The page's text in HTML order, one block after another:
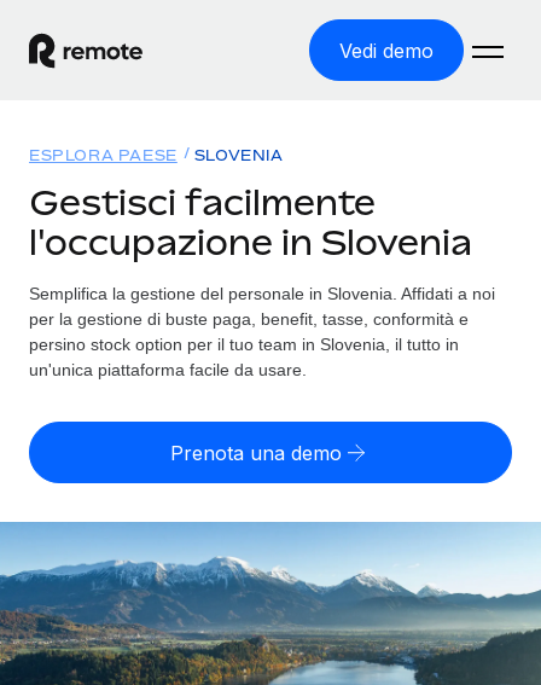
Vedi demo
ASSUMI NEL MONDO
Global Payroll
Gestisci il payroll a norma, in tutta semplicità
Employer of Record
Contractor Management
Chiedi a un esperto
Affidati agli esperti per la gestione HR e la
compliance globale
Soluzioni
COPERTURA GLOBALE
Ricerca paesi
Trova i servizi di supporto all’impiego per ogni Paese
Confronta Remote
Scopri come ci confrontiamo con gli altri
Partner tecnologici strategici
Integra l'HR globale nella tua piattaforma in modo
flessibile
Tariffe
English
Français
Deutsch
Login
ESPLORA PAESE SLOVENIA
Gestisci facilmente
l'occupazione in Slovenia
Semplifica la gestione del personale in Slovenia. Affidati a noi
per la gestione di buste paga, benefit, tasse, conformità e
persino stock option per il tuo team in Slovenia, il tutto in
un'unica piattaforma facile da usare.
Prenota una demo